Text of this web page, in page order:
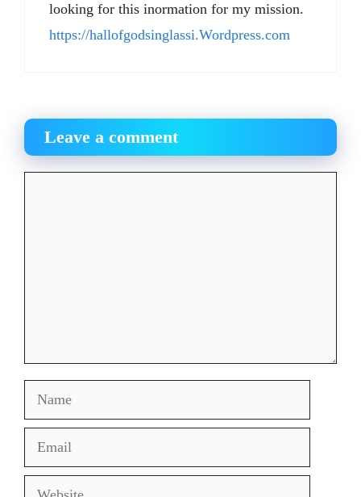
looking for this inormation for my mission.
https://hallofgodsinglassi.Wordpress.com
Leave a comment
Name
Email
Website